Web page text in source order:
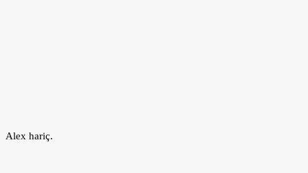
Alex hariç.